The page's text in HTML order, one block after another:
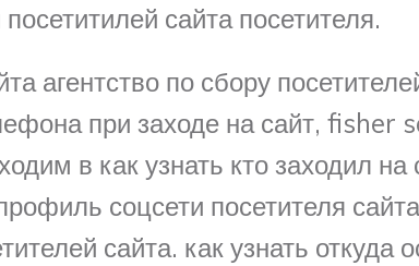
сайта посетителя.
агентство по сбору
при заходе на сайт, fisher
в как узнать кто заходил
соцсети посетителя
сайта. как узнать откуда